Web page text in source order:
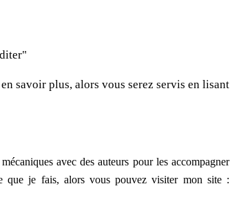
savoir plus, alors vous serez servis en lisant
avec des auteurs pour les accompagner
que je fais, alors vous pouvez visiter mon site :